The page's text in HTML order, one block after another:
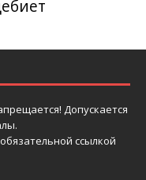
Допускается
ссылкой